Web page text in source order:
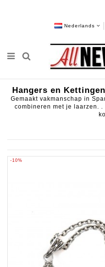
Nederlands
Hangers en Kettingen
Gemaakt vakmanschap in
combineren met je laarzen.
-10%